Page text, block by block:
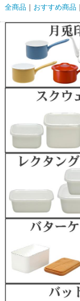
全商品 おすすめ商品